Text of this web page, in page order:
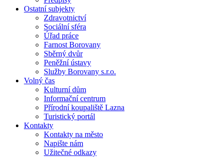
Ostatní subjekty
Zdravotnictví
Sociální sféra
Úřad práce
Farnost Borovany
Sběrný dvůr
Peněžní ústavy
Služby Borovany s.r.o.
Volný čas
Kulturní dům
Informační centrum
Přírodní koupaliště Lazna
Turistický portál
Kontakty
Kontakty na město
Napište nám
Užitečné odkazy